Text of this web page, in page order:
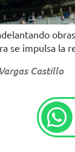
se impulsa la
Castillo